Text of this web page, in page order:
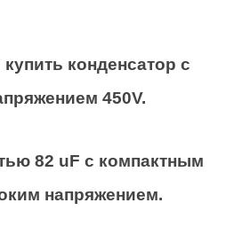
конденсатор с
450V.
82 uF с компактным
напряжением.